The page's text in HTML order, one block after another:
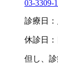
03-3309-
診療日
休診日
但し、